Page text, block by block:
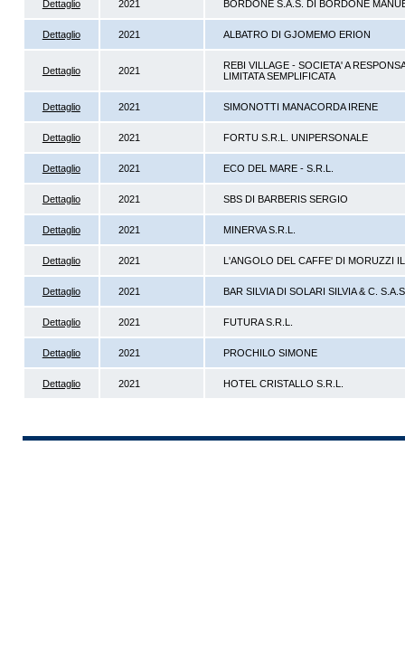
Dettaglio 2021 BORDONE S.A.S. DI BORDONE
Dettaglio 2021 ALBATRO DI GJOMEMO ERION
Dettaglio 2021
REBI VILLAGE - SOCIETA' A
LIMITATA SEMPLIFICATA
Dettaglio 2021 SIMONOTTI MANACORDA IRENE
Dettaglio 2021 FORTU S.R.L. UNIPERSONALE
Dettaglio 2021 ECO DEL MARE - S.R.L.
Dettaglio 2021 SBS DI BARBERIS SERGIO
Dettaglio 2021 MINERVA S.R.L.
Dettaglio 2021 L'ANGOLO DEL CAFFE' DI MORUZZI
Dettaglio 2021 BAR SILVIA DI SOLARI SILVIA & C.
Dettaglio 2021 FUTURA S.R.L.
Dettaglio 2021 PROCHILO SIMONE
Dettaglio 2021 HOTEL CRISTALLO S.R.L.